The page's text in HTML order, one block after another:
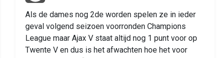
Als de dames nog 2de worden spelen ze in ieder
geval volgend seizoen voorronden Champions
League maar Ajax V staat altijd nog 1 punt voor op
Twente V en dus is het afwachten hoe het voor